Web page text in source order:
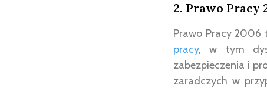
2. Prawo Pracy
Prawo Pracy 2006
pracy, w tym
zabezpieczenia i
zaradczych w